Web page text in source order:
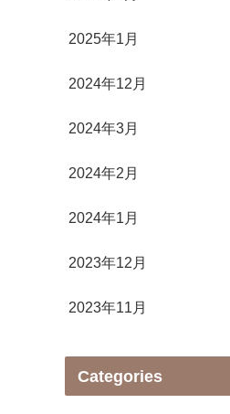
2025年1月
2024年12月
2024年3月
2024年2月
2024年1月
2023年12月
2023年11月
Categories